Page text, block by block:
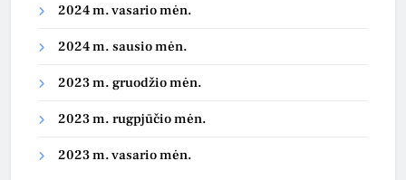
2024 m. vasario mėn.
2024 m. sausio mėn.
2023 m. gruodžio mėn.
2023 m. rugpjūčio mėn.
2023 m. vasario mėn.